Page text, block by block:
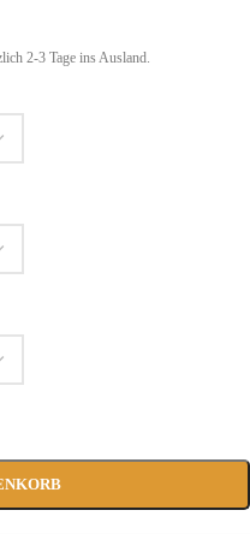
2-3 Tage ins Ausland.